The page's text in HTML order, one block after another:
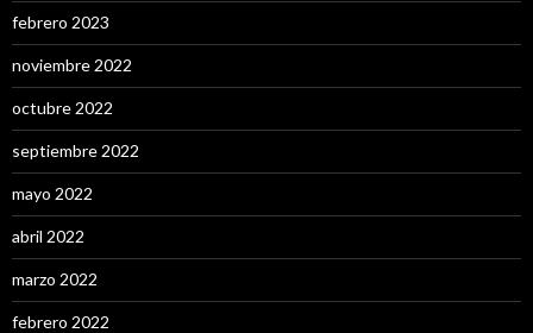
febrero 2023
noviembre 2022
octubre 2022
septiembre 2022
mayo 2022
abril 2022
marzo 2022
febrero 2022